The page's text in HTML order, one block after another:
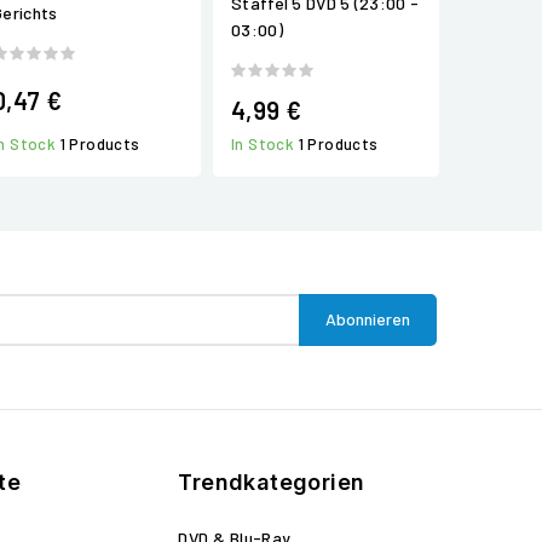
€
Stock 1 Products
03:00)
4,99 €
In Stock 1 Products
Trendkategorien
DVD & Blu-Ray